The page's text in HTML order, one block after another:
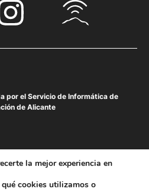
por el Servicio de Informática de
de Alicante
la mejor experiencia en
qué cookies utilizamos o